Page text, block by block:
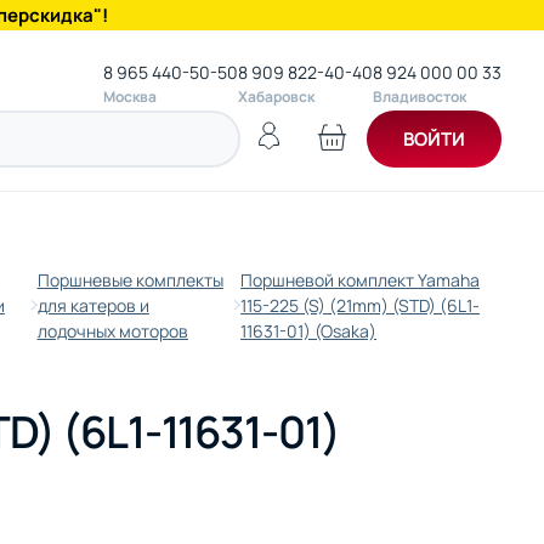
8 965 440-50-50
Москва
8 909 822-40-40
Хабаровск
8 924 000 00 33
Владивосток
ВОЙТИ
Поршневые комплекты
для катеров и
лодочных моторов
Поршневой комплект Yamaha
115-225 (S) (21mm) (STD) (6L1-
11631-01) (Osaka)
(6L1-11631-01)